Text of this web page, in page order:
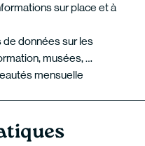
sur place et à
données sur les
musées, …
mensuelle